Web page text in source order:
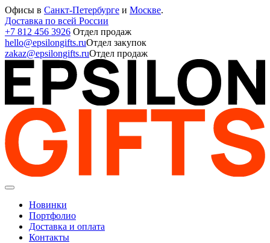
Офисы в Санкт-Петербурге и Москве.
Доставка по всей России
+7 812 456 3926 Отдел продаж
hello@epsilongifts.ruОтдел закупок
zakaz@epsilongifts.ruОтдел продаж
Новинки
Портфолио
Доставка и оплата
Контакты